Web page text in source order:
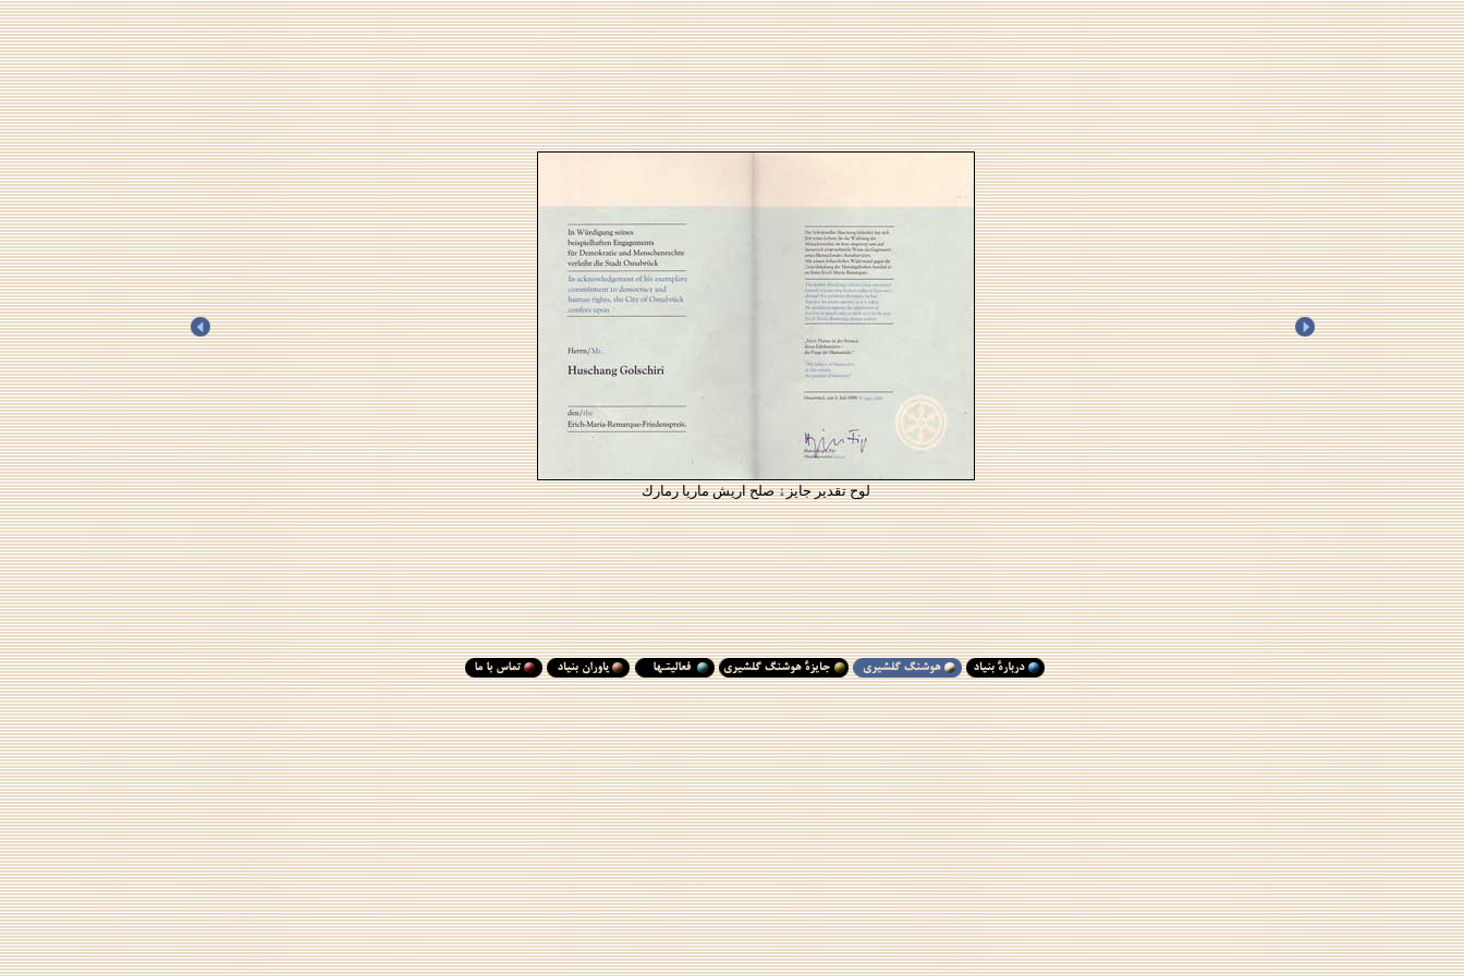
.........................
لوح تقدير جايزﮤ صلح اريش ماريا رمارك
............... . . . .